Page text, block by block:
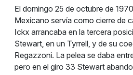
El domingo 25 de octubre de
Mexicano servía como cierre de
Ickx arrancaba en la tercera
Stewart, en un Tyrrell, y de su
Regazzoni. La pelea se daba
pero en el giro 33 Stewart